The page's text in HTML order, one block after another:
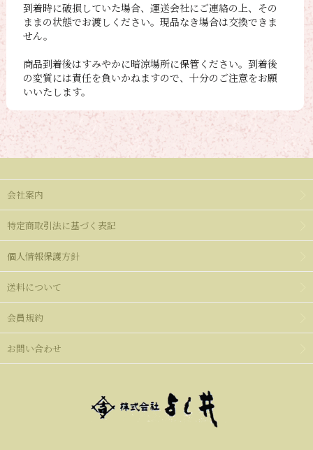
到着時に破損していた場合、運送会社にご連絡の上、その
ままの状態でお渡しください。現品なき場合は交換できま
せん。
商品到着後はすみやかに暗涼場所に保管ください。到着後
の変質には責任を負いかねますので、十分のご注意をお願
いいたします。
会社案内
特定商取引法に基づく表記
個人情報保護方針
送料について
会員規約
お問い合わせ